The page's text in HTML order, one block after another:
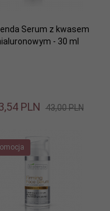
Serum z kwasem
- 30 ml
54 PLN 43,00 PLN